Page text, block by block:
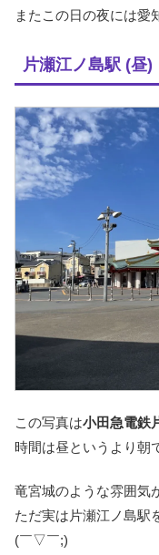
またこの日の夜には愛
片瀬江ノ島駅 (昼)
この写真は小田急電鉄
時間は昼というより朝
竜宮城のような雰囲気
ただ実は片瀬江ノ島駅
(￣▽￣;)